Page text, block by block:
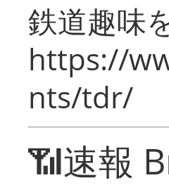
鉄道趣味
https://
nts/tdr/
📶速報